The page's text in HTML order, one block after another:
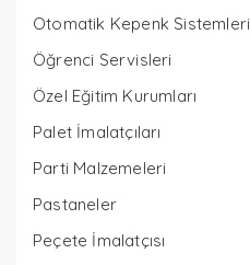
Otomatik Kepenk Sistemleri
Öğrenci Servisleri
Özel Eğitim Kurumları
Palet İmalatçıları
Parti Malzemeleri
Pastaneler
Peçete İmalatçısı